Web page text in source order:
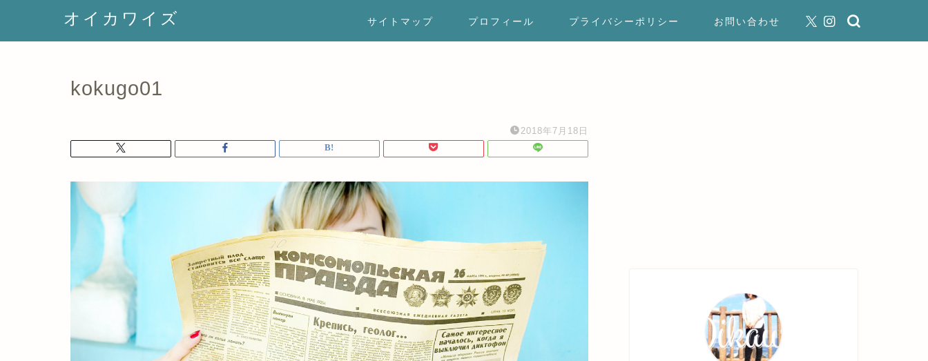
オイカワイズ サイトマップ プロフィール プライバシーポリシー お問い合わせ
kokugo01
2018年7月18日